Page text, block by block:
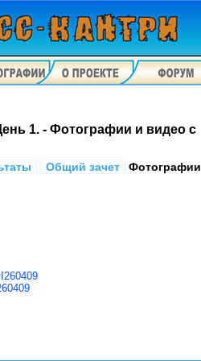
1. - Фотографии и видео с
Общий зачет Фотографии